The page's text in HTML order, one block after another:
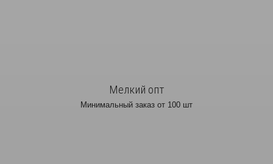
Мелкий опт
Минимальный заказ от 100 шт